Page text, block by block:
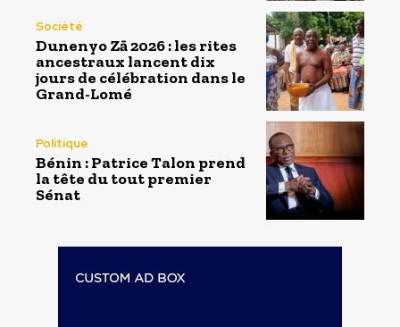
Société
Dunenyo Zā 2026 : les rites
ancestraux lancent dix
jours de célébration dans le
Grand-Lomé
Politique
Bénin : Patrice Talon prend
la tête du tout premier
Sénat